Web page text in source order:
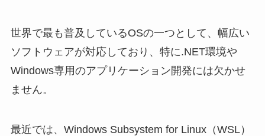
世界で最も普及しているOSの一つとして、幅広い
ソフトウェアが対応しており、特に.NET環境や
Windows専用のアプリケーション開発には欠かせ
ません。
最近では、Windows Subsystem for Linux（WSL）